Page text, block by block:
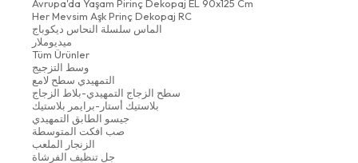
Avrupa'da Yaşam Pirinç Dekopaj EL 90x125 Cm
Her Mevsim Aşk Prinç Dekopaj RC
الماس سلسلة النحاس ديكوباج
ميديوملار
Tüm Ürünler
وسط التزجيج
التمهيدي سطح لامع
سطح الزجاج التمهيدي-بلاط الزجاج
بلاستيك أستار-برايمر بلاستيك
جيسو الطابق التمهيدي
صب افكت المتوسطة
الزنجار الملعب
جل تنظيف الفرشاة